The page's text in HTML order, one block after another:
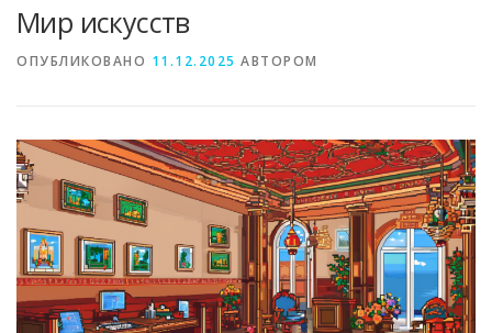
МЕТАЛЛЫ И ОКРУЖАЮЩАЯ СРЕДА
СВОЙСТВА МЕТАЛЛОВ СОРТА МЕТАЛЛОВ
СТАТЬИ
Мир искусств
ОПУБЛИКОВАНО 11.12.2025 АВТОРОМ